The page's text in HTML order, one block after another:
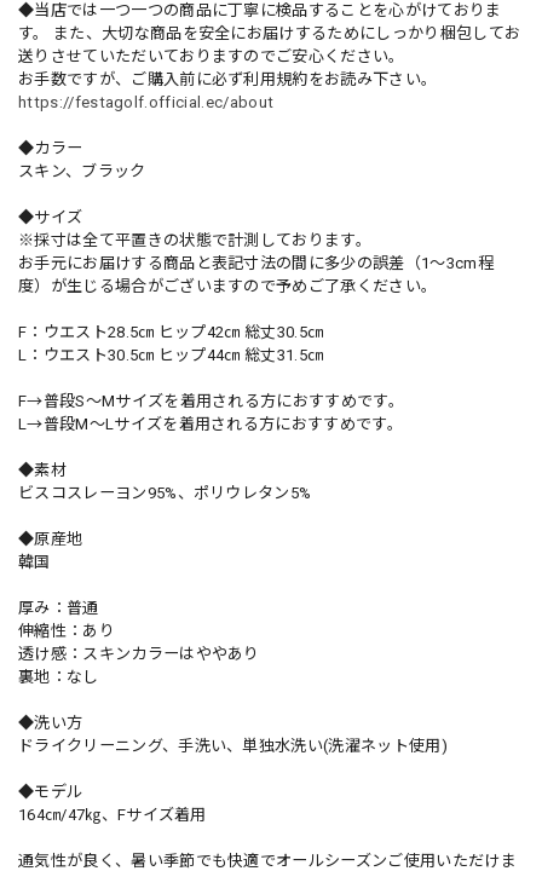
◆当店では一つ一つの商品に丁寧に検品することを心がけておりま
す。 また、大切な商品を安全にお届けするためにしっかり梱包してお
送りさせていただいておりますのでご安心ください。
お手数ですが、ご購入前に必ず利用規約をお読み下さい。
https://festagolf.official.ec/about
◆カラー
スキン、ブラック
◆サイズ
※採寸は全て平置きの状態で計測しております。
お手元にお届けする商品と表記寸法の間に多少の誤差（1～3cm程
度）が生じる場合がございますので予めご了承ください。
F：ウエスト28.5㎝ ヒップ42㎝ 総丈30.5㎝
L：ウエスト30.5㎝ ヒップ44㎝ 総丈31.5㎝
F→普段S～Mサイズを着用される方におすすめです。
L→普段M～Lサイズを着用される方におすすめです。
◆素材
ビスコスレーヨン95%、ポリウレタン5%
◆原産地
韓国
厚み：普通
伸縮性：あり
透け感：スキンカラーはややあり
裏地：なし
◆洗い方
ドライクリーニング、手洗い、単独水洗い(洗濯ネット使用)
◆モデル
164㎝/47㎏、Fサイズ着用
通気性が良く、暑い季節でも快適でオールシーズンご使用いただけま